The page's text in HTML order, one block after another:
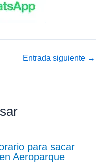
Entrada siguiente →
para sacar
Aeroparque